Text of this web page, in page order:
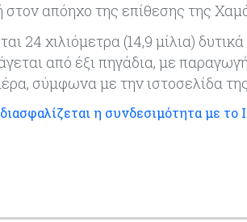
απόηχο της επίθεσης της
24 χιλιόμετρα (14,9 μίλια)
από έξι πηγάδια, με
σύμφωνα με την ιστοσελίδα
η συνδεσιμότητα με το